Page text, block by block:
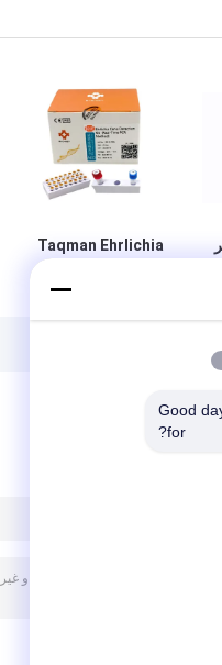
Taqman Ehrlichia
کیت تست سگ سگ
Good
for?